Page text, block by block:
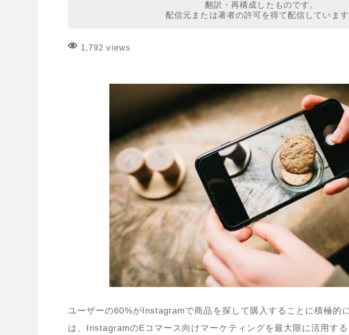
翻訳・再構成したものです。
配信元または著者の許可を得て配信しています
1,792 views
ユーザーの60%がInstagramで商品を探して購入することに積極的
は、 InstagramのEコマース向けマーケティングを最大限に活用す